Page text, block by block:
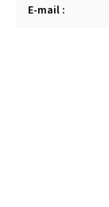
E-mail :